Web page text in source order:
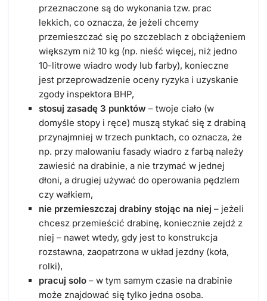
przeznaczone są do wykonania tzw. prac
lekkich, co oznacza, że jeżeli chcemy
przemieszczać się po szczeblach z obciążeniem
większym niż 10 kg (np. nieść więcej, niż jedno
10-litrowe wiadro wody lub farby), konieczne
jest przeprowadzenie oceny ryzyka i uzyskanie
zgody inspektora BHP,
stosuj zasadę 3 punktów – twoje ciało (w
domyśle stopy i ręce) muszą stykać się z drabiną
przynajmniej w trzech punktach, co oznacza, że
np. przy malowaniu fasady wiadro z farbą należy
zawiesić na drabinie, a nie trzymać w jednej
dłoni, a drugiej używać do operowania pędzlem
czy wałkiem,
nie przemieszczaj drabiny stojąc na niej – jeżeli
chcesz przemieścić drabinę, koniecznie zejdź z
niej – nawet wtedy, gdy jest to konstrukcja
rozstawna, zaopatrzona w układ jezdny (koła,
rolki),
pracuj solo – w tym samym czasie na drabinie
może znajdować się tylko jedna osoba.